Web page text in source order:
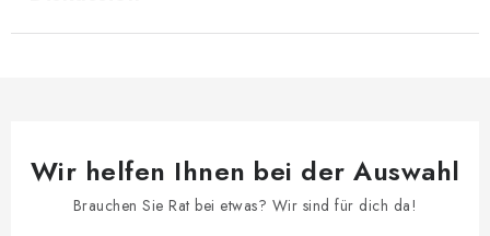
Wir helfen Ihnen bei der Auswahl
Brauchen Sie Rat bei etwas? Wir sind für dich da!